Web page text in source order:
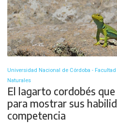
Universidad Nacional de Córdoba -
Naturales
El lagarto cordobés
para mostrar sus
competencia